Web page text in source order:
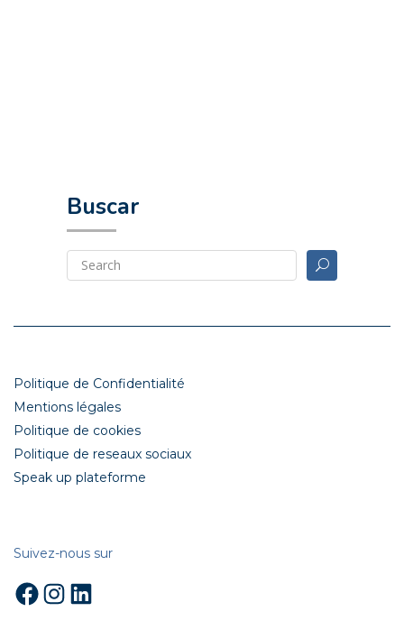
Buscar
Politique de Confidentialité
Mentions légales
Politique de cookies
Politique de reseaux sociaux
Speak up plateforme
Suivez-nous sur
Facebook
Instagram
LinkedIn